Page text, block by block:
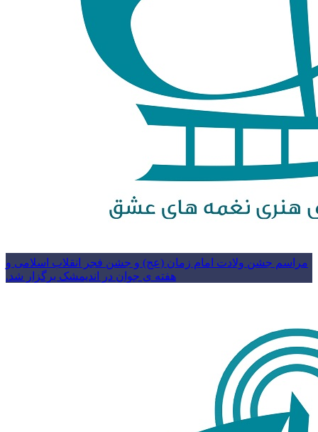
مراسم جشن ولادت امام زمان (عج) و جشن فجر انقلاب اسلامی و
هفته ی جوان در اندیمشک برگزار شد.